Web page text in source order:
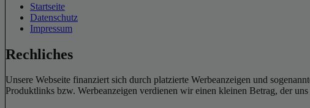
Startseite
Datenschutz
Impressum
Rechliches
Unsere Webseite finanziert sich durch platzierte Werbeanzeigen und
Produktlinks bzw. Werbeanzeigen verdienen wir einen kleinen Betrag, der